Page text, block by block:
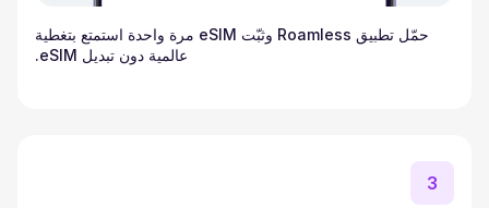
حمّل تطبيق Roamless وثبّت eSIM مرة واحدة استمتع بتغطية
عالمية دون تبديل eSIM.
3